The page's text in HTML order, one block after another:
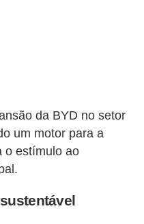
da BYD no setor
um motor para a
o estímulo ao